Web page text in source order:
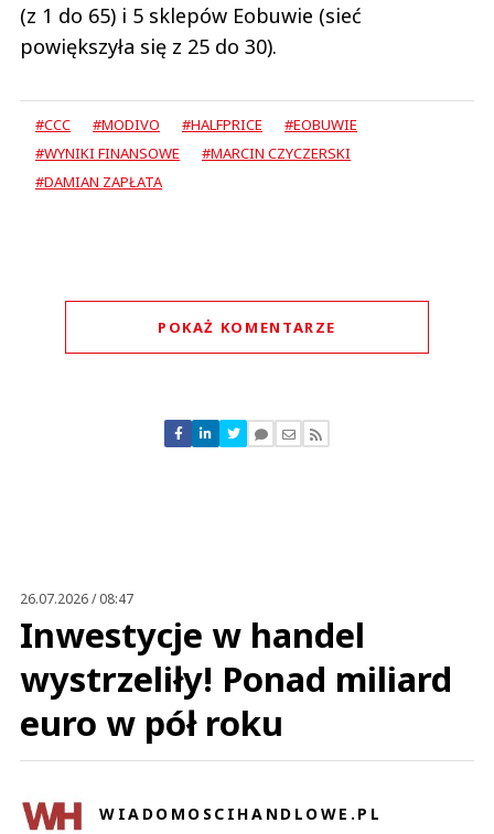
(z 1 do 65) i 5 sklepów Eobuwie (sieć
powiększyła się z 25 do 30).
#CCC #MODIVO #HALFPRICE
#EOBUWIE
#WYNIKI FINANSOWE
#MARCIN CZYCZERSKI
#DAMIAN ZAPŁATA
POKAŻ KOMENTARZE
Nie znaleziono komentarzy
Zostaw swoje komentarze
26.07.2026 / 08:47
Inwestycje w handel
wystrzeliły! Ponad miliard
euro w pół roku
WIADOMOSCIHANDLOWE.PL